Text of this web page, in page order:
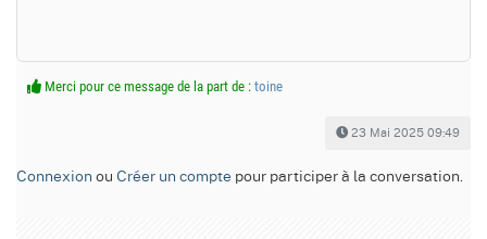
Merci pour ce message de la part de : toine
23 Mai 2025 09:49
Connexion ou Créer un compte pour participer à la conversation.